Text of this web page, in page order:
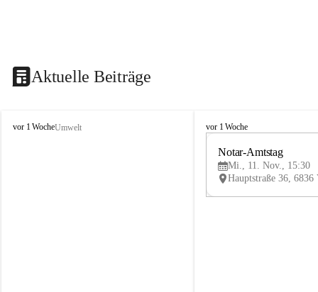
Aktuelle Beiträge
V
vor 1 WocheUmwelt
V
vor 1 Woche
Notar-Amtstag
Mi., 11. Nov., 15:30